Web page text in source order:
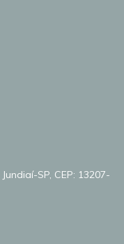
SP, CEP: 13207-